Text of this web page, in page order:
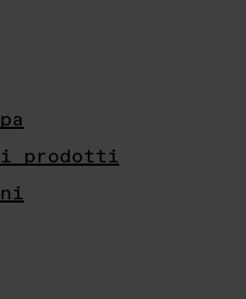
prodotti